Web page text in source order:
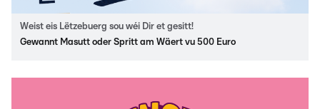
Weist eis Lëtzebuerg sou wéi Dir et gesitt!
Gewannt Masutt oder Spritt am Wäert vu 500 Euro